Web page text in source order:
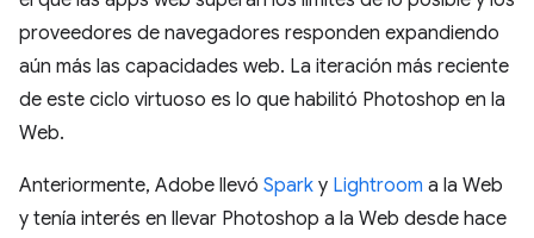
proveedores de navegadores responden expandiendo
aún más las capacidades web. La iteración más reciente
de este ciclo virtuoso es lo que habilitó Photoshop en la
Web.
Anteriormente, Adobe llevó Spark y Lightroom a la Web
y tenía interés en llevar Photoshop a la Web desde hace